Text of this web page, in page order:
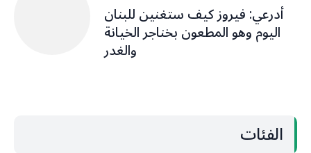
أدرعي: فيروز كيف ستغنين للبنان
اليوم وهو المطعون بخناجر الخيانة
والغدر
الفئات